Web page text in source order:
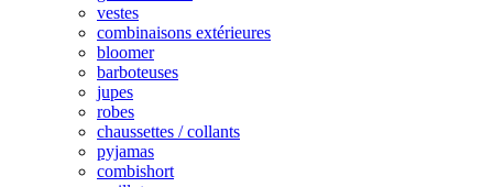
vestes
combinaisons extérieures
bloomer
barboteuses
jupes
robes
chaussettes / collants
pyjamas
combishort